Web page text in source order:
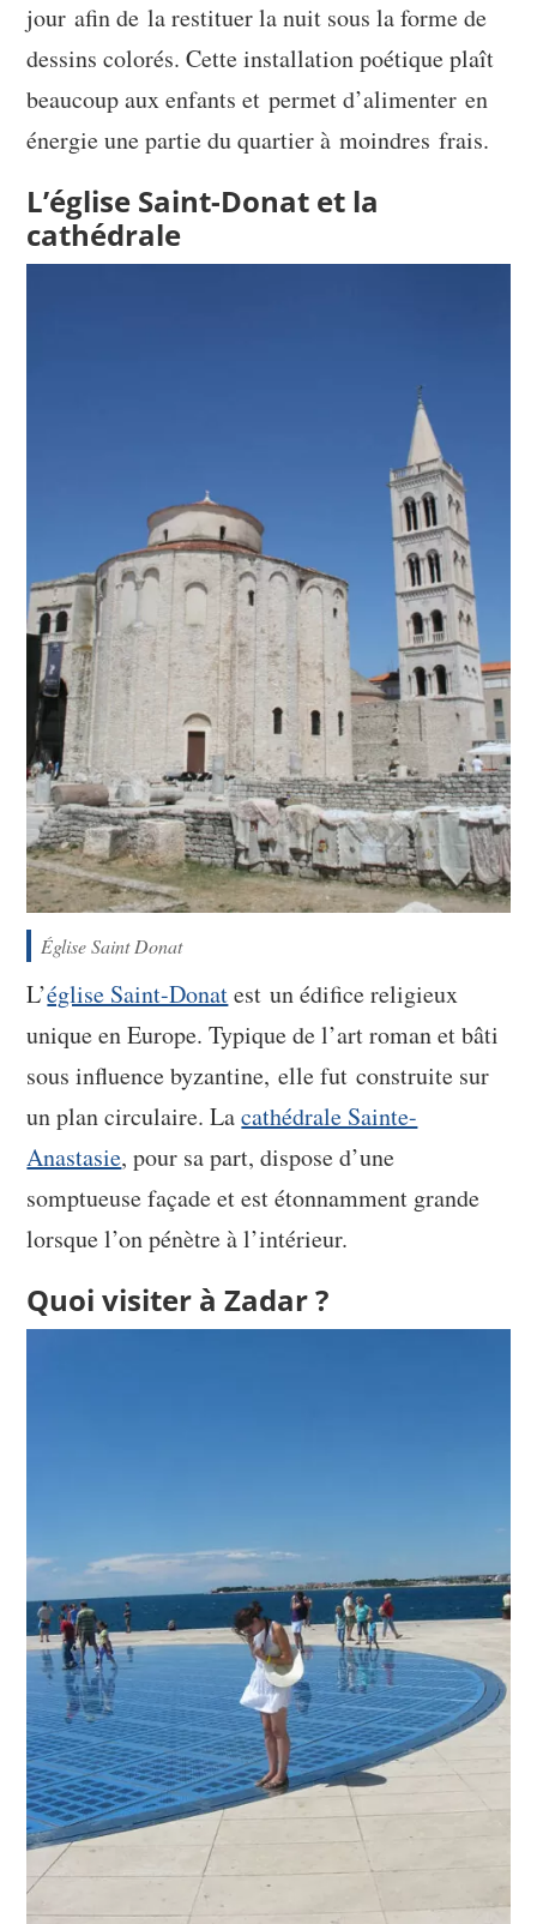
jour afin de la restituer la nuit sous la forme de
dessins colorés. Cette installation poétique plaît
beaucoup aux enfants et permet d’alimenter en
énergie une partie du quartier à moindres frais.
L’église Saint-Donat et la
cathédrale
Église Saint Donat
L’église Saint-Donatest un édifice religieux
unique en Europe. Typique de l’art roman et bâti
sous influence byzantine, elle fut construite sur
un plan circulaire. Lacathédrale Sainte-
Anastasie, pour sa part, dispose d’une
somptueuse façade et est étonnamment grande
lorsque l’on pénètre à l’intérieur.
Quoi visiter à Zadar ?